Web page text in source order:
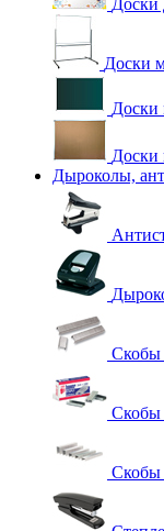
Доски
Доски
Доски
Доски
Дыроколы,
Скобы